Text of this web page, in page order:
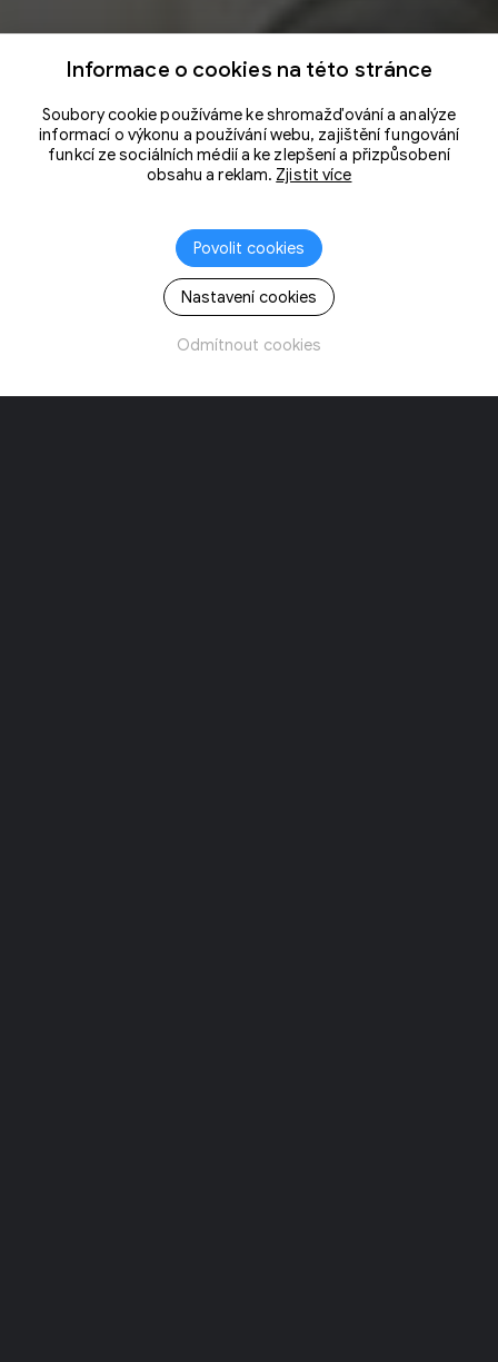
Informace o cookies na této stránce
Soubory cookie používáme ke shromažďování a analýze
informací o výkonu a používání webu, zajištění fungování
funkcí ze sociálních médií a ke zlepšení a přizpůsobení
obsahu a reklam. Zjistit více
Povolit cookies
Nastavení cookies
Odmítnout cookies